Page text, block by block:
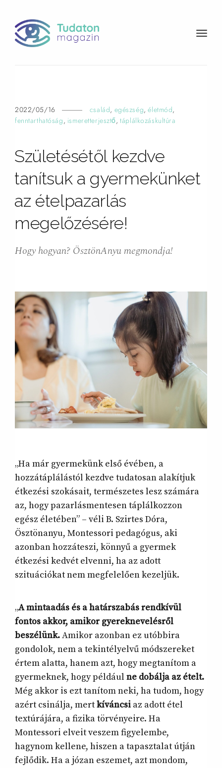
t
2022/05/16 család, egészség,életmód,
fenntarthatóság, ismeretterjesztő,táplálkozáskultúra
Születésétől kezdve
tanítsuk a gyermekünket
az ételpazarlás
megelőzésére!
Hogy hogyan? ÖsztönAnyu megmondja!
„Ha már gyermekünk első évében, a
hozzátáplálástól kezdve tudatosan alakítjuk
étkezési szokásait, természetes lesz számára
az, hogy pazarlásmentesen táplálkozzon
egész életében” – véli B. Szirtes Dóra,
Ösztönanyu, Montessori pedagógus, aki
azonban hozzáteszi, könnyű a gyermek
étkezési kedvét elvenni, ha az adott
szituációkat nem megfelelően kezeljük.
„A mintaadás és a határszabás rendkívül
fontos akkor, amikor gyereknevelésről
beszélünk.Amikor azonban ez utóbbira
gondolok, nem a tekintélyelvű módszereket
értem alatta, hanem azt, hogy megtanítom a
gyermeknek, hogy példáulne dobálja az ételt.
Még akkor is ezt tanítom neki, ha tudom, hogy
azért csinálja, mertkíváncsi az adott étel
textúrájára, a fizika törvényeire. Ha
Montessori elveit veszem figyelembe,
hagynom kellene, hiszen a tapasztalat útján
fejlődik. Ha a józan eszemet, azt mondom,